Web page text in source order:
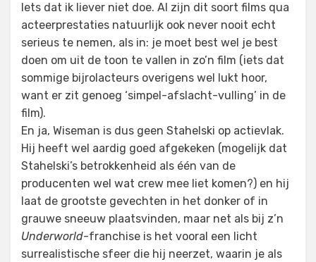
Iets dat ik liever niet doe. Al zijn dit soort films qua
acteerprestaties natuurlijk ook never nooit echt
serieus te nemen, als in: je moet best wel je best
doen om uit de toon te vallen in zo’n film (iets dat
sommige bijrolacteurs overigens wel lukt hoor,
want er zit genoeg ‘simpel-afslacht-vulling’ in de
film).
En ja, Wiseman is dus geen Stahelski op actievlak.
Hij heeft wel aardig goed afgekeken (mogelijk dat
Stahelski’s betrokkenheid als één van de
producenten wel wat crew mee liet komen?) en hij
laat de grootste gevechten in het donker of in
grauwe sneeuw plaatsvinden, maar net als bij z’n
Underworld-franchise is het vooral een licht
surrealistische sfeer die hij neerzet, waarin je als